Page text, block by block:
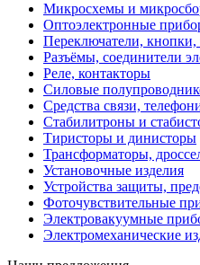
Микросхемы и
Оптоэлектронные
Переключатели,
Разъёмы, соединители
Реле, контакторы
Силовые
Средства связи,
Стабилитроны и
Тиристоры и динисторы
Трансформаторы,
Установочные изделия
Устройства защиты,
Фоточувствительные
Электровакуумные
Электромеханические